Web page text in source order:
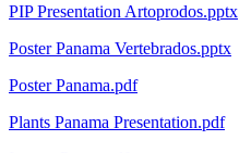
PIP Presentation Artoprodos.pptx
Poster Panama Vertebrados.pptx
Poster Panama.pdf
Plants Panama Presentation.pdf